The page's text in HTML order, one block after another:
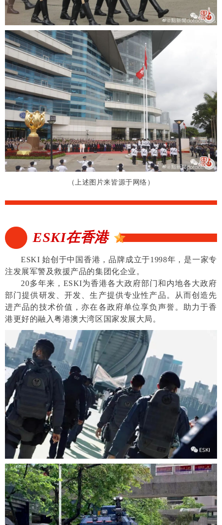
（上述图片来皆源于网络）
ESKI在香港
ESKI 始创于中国香港，品牌成立于1998年，是一家专
注发展军警及救援产品的集团化企业。
20多年来，ESKI为香港各大政府部门和内地各大政府
部门提供研发、开发、生产提供专业性产品。从而创造先
进产品的技术价值，亦在各政府单位享负声誉。助力于香
港更好的融入粤港澳大湾区国家发展大局。